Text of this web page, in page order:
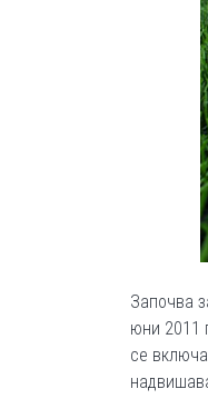
Започва
юни 2011
се